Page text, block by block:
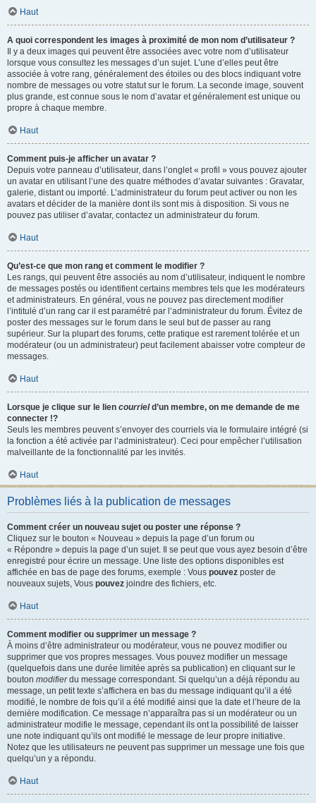
Haut
A quoi correspondent les images à proximité de mon nom d’utilisateur ?
Il y a deux images qui peuvent être associées avec votre nom d’utilisateur
lorsque vous consultez les messages d’un sujet. L’une d’elles peut être
associée à votre rang, généralement des étoiles ou des blocs indiquant votre
nombre de messages ou votre statut sur le forum. La seconde image, souvent
plus grande, est connue sous le nom d’avatar et généralement est unique ou
propre à chaque membre.
Haut
Comment puis-je afficher un avatar ?
Depuis votre panneau d’utilisateur, dans l’onglet « profil » vous pouvez ajouter
un avatar en utilisant l’une des quatre méthodes d’avatar suivantes : Gravatar,
galerie, distant ou importé. L’administrateur du forum peut activer ou non les
avatars et décider de la manière dont ils sont mis à disposition. Si vous ne
pouvez pas utiliser d’avatar, contactez un administrateur du forum.
Haut
Qu’est-ce que mon rang et comment le modifier ?
Les rangs, qui peuvent être associés au nom d’utilisateur, indiquent le nombre
de messages postés ou identifient certains membres tels que les modérateurs
et administrateurs. En général, vous ne pouvez pas directement modifier
l’intitulé d’un rang car il est paramétré par l’administrateur du forum. Évitez de
poster des messages sur le forum dans le seul but de passer au rang
supérieur. Sur la plupart des forums, cette pratique est rarement tolérée et un
modérateur (ou un administrateur) peut facilement abaisser votre compteur de
messages.
Haut
Lorsque je clique sur le lien courrield’un membre, on me demande de me
connecter !?
Seuls les membres peuvent s’envoyer des courriels via le formulaire intégré (si
la fonction a été activée par l’administrateur). Ceci pour empêcher l’utilisation
malveillante de la fonctionnalité par les invités.
Haut
Problèmes liés à la publication de messages
Comment créer un nouveau sujet ou poster une réponse ?
Cliquez sur le bouton « Nouveau » depuis la page d’un forum ou
« Répondre » depuis la page d’un sujet. Il se peut que vous ayez besoin d’être
enregistré pour écrire un message. Une liste des options disponibles est
affichée en bas de page des forums, exemple : Vous pouvez poster de
nouveaux sujets, Vous pouvez joindre des fichiers, etc.
Haut
Comment modifier ou supprimer un message ?
À moins d’être administrateur ou modérateur, vous ne pouvez modifier ou
supprimer que vos propres messages. Vous pouvez modifier un message
(quelquefois dans une durée limitée après sa publication) en cliquant sur le
bouton modifierdu message correspondant. Si quelqu’un a déjà répondu au
message, un petit texte s’affichera en bas du message indiquant qu’il a été
modifié, le nombre de fois qu’il a été modifié ainsi que la date et l’heure de la
dernière modification. Ce message n’apparaîtra pas si un modérateur ou un
administrateur modifie le message, cependant ils ont la possibilité de laisser
une note indiquant qu’ils ont modifié le message de leur propre initiative.
Notez que les utilisateurs ne peuvent pas supprimer un message une fois que
quelqu’un y a répondu.
Haut